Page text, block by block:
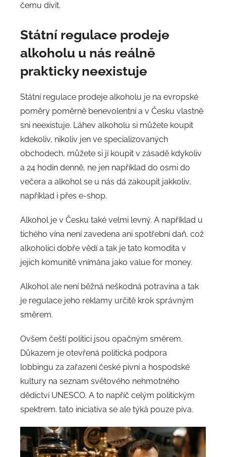
čemu divit.
Státní regulace prodeje
alkoholu u nás reálně
prakticky neexistuje
Státní regulace prodeje alkoholu je na evropské
poměry poměrně benevolentní a v Česku vlastně
sni neexistuje. Láhev alkoholu si můžete koupit
kdekoliv, nikoliv jen ve specializovaných
obchodech, můžete si jí koupit v zásadě kdykoliv
a 24 hodin denně, ne jen například do osmi do
večera a alkohol se u nás dá zakoupit jakkoliv,
například i přes e-shop.
Alkohol je v Česku také velmi levný. A například u
tichého vína není zavedena ani spotřební daň, což
alkoholici dobře vědí a tak je tato komodita v
jejich komunitě vnímána jako value for money.
Alkohol ale není běžná neškodná potravina a tak
je regulace jeho reklamy určitě krok správným
směrem.
Ovšem čeští politici jsou opačným směrem.
Důkazem je otevřená politická podpora
lobbingu za zařazení české pivní a hospodské
kultury na seznam světového nehmotného
dědictví UNESCO. A to napříč celým politickým
spektrem. tato iniciativa se ale týká pouze piva.